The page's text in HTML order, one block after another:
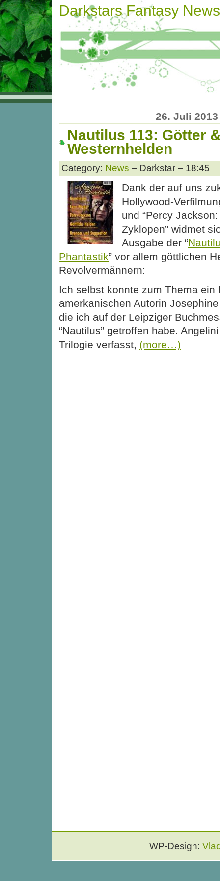
Darkstars Fantasy News
26. Juli 2013
Nautilus 113: Götter
Westernhelden
Category: News – Darkstar – 18:45
Dank der auf uns
Hollywood-
und “Percy
Zyklopen” widmet
Ausgabe der “
Phantastik” vor allem göttlichen
Revolvermännern:
Ich selbst konnte zum Thema ein
amerkanischen Autorin
die ich auf der Leipziger
“Nautilus” getroffen habe.
Trilogie verfasst, (more…)
WP-Design: